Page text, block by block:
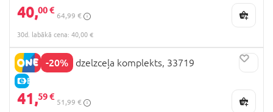
40,00 €
64,99 €
30d. labākā cena: 40,00 €
-20%
E-CENA
BRIO Fermas dzelzceļa komplekts, 33719
41,59 €
51,99 €